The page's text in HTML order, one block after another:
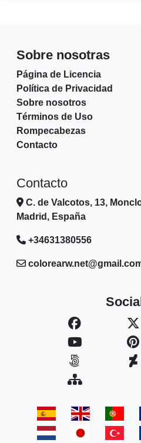
Sobre nosotras
Página de Licencia
Política de Privacidad
Sobre nosotros
Términos de Uso
Rompecabezas
Contacto
Contacto
C. de Valcotos, 13,
Madrid, España
+34631380556